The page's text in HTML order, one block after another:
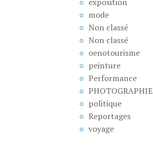
mode
Non classé
Non classé
oenotourisme
peinture
Performance
PHOTOGRAPHIE
politique
Reportages
voyage